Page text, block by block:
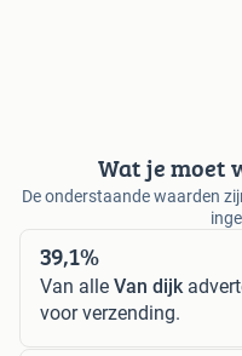
Wat je moet
De onderstaande waarden
39,1%
Van alle Van dijk
voor verzending.